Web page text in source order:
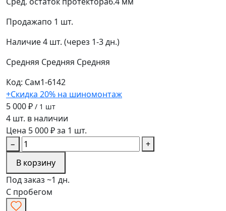
Продажапо 1 шт.
Наличие4 шт. (через 1-3 дн.)
Средняя Средняя Средняя
Код: Сам1-6142
+Скидка 20% на шиномонтаж
5 000 ₽ / 1 шт
4 шт. в наличии
Цена 5 000 ₽ за 1 шт.
−
+
В корзину
Под заказ ~1 дн.
С пробегом